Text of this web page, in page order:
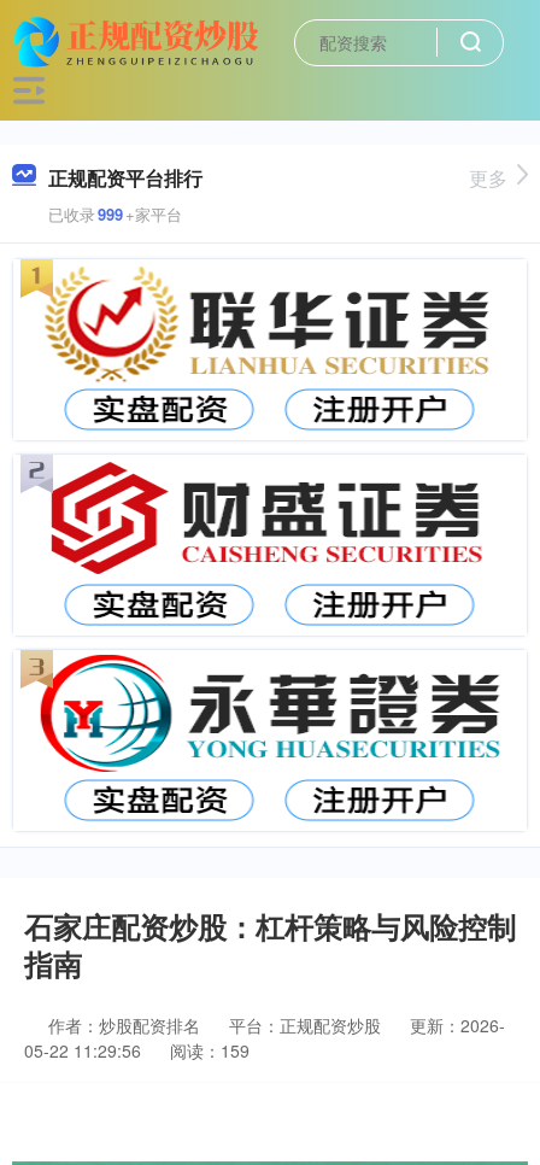
正规配资平台排行
已收录999+家平台
更多
石家庄配资炒股：杠杆策略与风险控制
指南
作者：炒股配资排名 平台：正规配资炒股
更新：2026-
05-22 11:29:56
阅读：159